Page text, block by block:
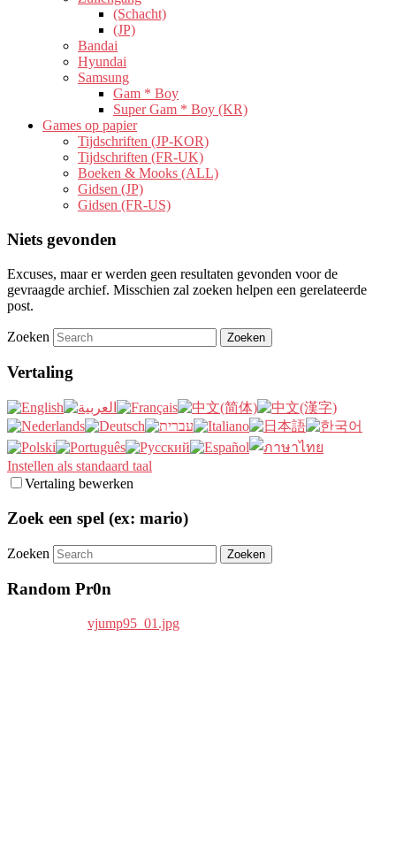
(Schacht)
(JP)
Bandai
Hyundai
Samsung
Gam * Boy
Super Gam * Boy (KR)
Games op papier
Tijdschriften (JP-KOR)
Tijdschriften (FR-UK)
Boeken & Mooks (ALL)
Gidsen (JP)
Gidsen (FR-US)
Niets gevonden
Excuses, maar er werden geen resultaten gevonden voor de
gevraagde archief. Misschien zal zoeken helpen een gerelateerde
post.
Zoeken
Vertaling
Instellen als standaard taal
Vertaling bewerken
Zoek een spel (ex: mario)
Zoeken
Random Pr0n